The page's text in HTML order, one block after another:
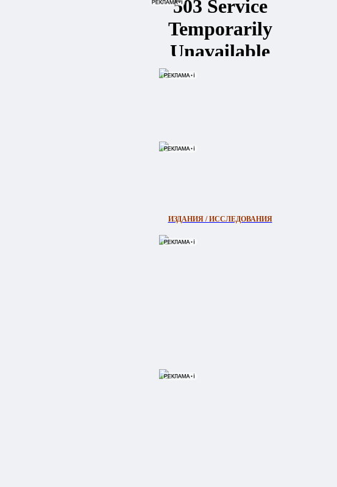
ИЗДАНИЯ / ИССЛЕДОВАНИЯ